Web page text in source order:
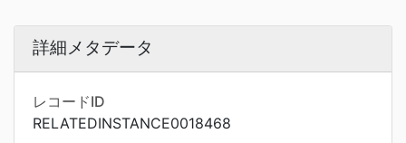
詳細メタデータ
レコードID
RELATEDINSTANCE0018468